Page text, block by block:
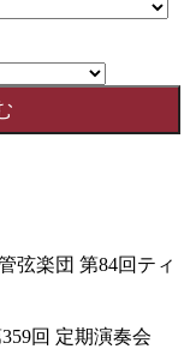
弦楽団 第84回ティ
回 定期演奏会